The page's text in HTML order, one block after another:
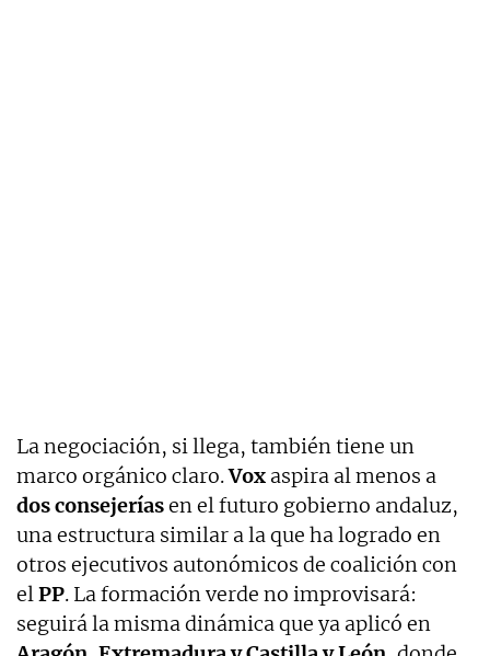
La negociación, si llega, también tiene un
marco orgánico claro.Vox aspira al menos a
dos consejeríasen el futuro gobierno andaluz,
una estructura similar a la que ha logrado en
otros ejecutivos autonómicos de coalición con
elPP. La formación verde no improvisará:
seguirá la misma dinámica que ya aplicó en